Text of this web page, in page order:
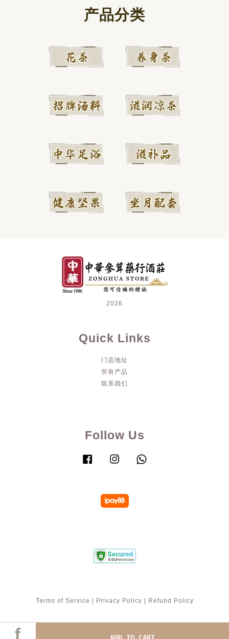
ADD TO CART
产品分类
2026
Quick Links
门店地址
所有产品
联系我们
Follow Us
Facebook Instagram
Terms of Service Privacy Policy Refund Policy